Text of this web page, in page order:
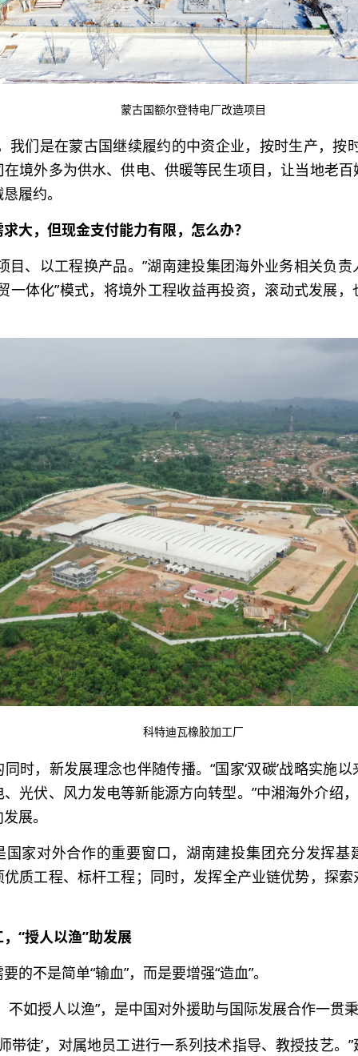
蒙古国额尔登特电厂改造项目
我们是在蒙古国继续履约的中资企业，按时生产，按
境外多为供水、供电、供暖等民生项目，让当地老
履约。
大，但现金支付能力有限，怎么办？
目、以工程换产品。”湖南建投集团海外业务相关负
一体化”模式，将境外工程收益再投资，滚动式发展
科特迪瓦橡胶加工厂
时，新发展理念也伴随传播。“国家‘双碳’战略实施
光伏、风力发电等新能源方向转型。”中湘海外介绍
展。
国家对外合作的重要窗口，湖南建投集团充分发挥基
质工程、标杆工程；同时，发挥全产业链优势，探
“授人以渔”助发展
的不是简单“输血”，而是要增强“造血”。
不如授人以渔”，是中国对外援助与国际发展合作一贯
带徒’，对属地员工进行一系列技术指导、教授技艺。